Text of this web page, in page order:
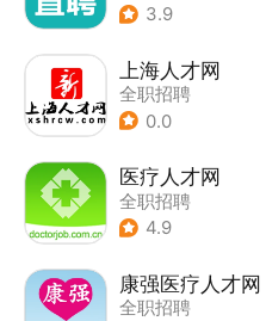
3.9
上海人才网
全职招聘
0.0
医疗人才网
全职招聘
4.9
康强医疗人才网
全职招聘